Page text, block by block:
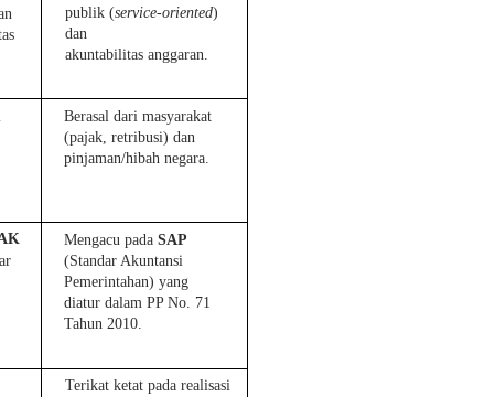
publik (service-oriented)
dan
akuntabilitas anggaran.
Berasal dari masyarakat
(pajak, retribusi) dan
pinjaman/hibah negara.
Mengacu pada
(Standar Akuntansi
Pemerintahan) yang
diatur dalam PP No. 71
Tahun 2010.
Terikat ketat pada realisasi